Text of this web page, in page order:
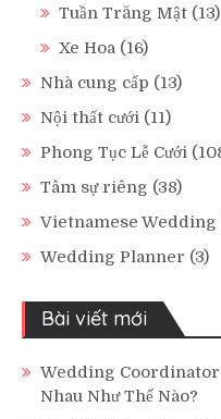
Tuần Trăng Mật (13)
Xe Hoa (16)
Nhà cung cấp (13)
Nội thất cưới (11)
Phong Tục Lễ Cưới
Tâm sự riêng (38)
Vietnamese
Wedding Planner (3)
Bài viết mới
Wedding
Nhau Như Thế Nào?